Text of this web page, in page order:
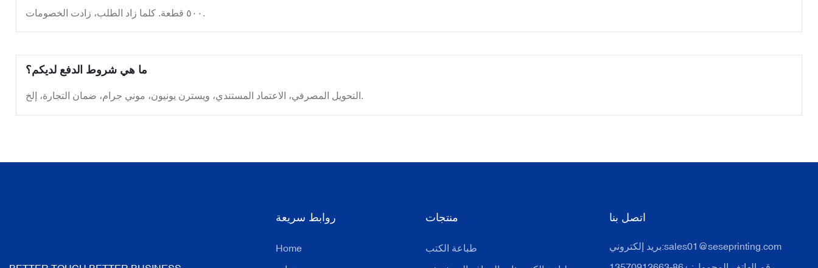
٥٠٠ قطعة. كلما زاد الطلب، زادت الخصومات.
ما هي شروط الدفع لديكم؟
التحويل المصرفي، الاعتماد المستندي، ويسترن يونيون، موني جرام، ضمان التجارة، إلخ.
روابط سريعة
Home
منتجات
طباعة الكتب
اتصل بنا
بريد إلكتروني:sales01@seseprinting.com